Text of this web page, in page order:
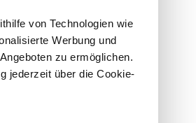
von Technologien wie
Werbung und
zu ermöglichen.
jederzeit über die Cookie-